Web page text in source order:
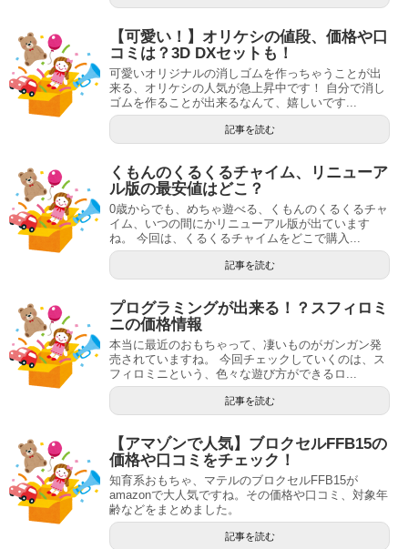
【可愛い！】オリケシの値段、価格や口
コミは？3D DXセットも！
可愛いオリジナルの消しゴムを作っちゃうことが出
来る、オリケシの人気が急上昇中です！ 自分で消し
ゴムを作ることが出来るなんて、嬉しいです...
記事を読む
くもんのくるくるチャイム、リニューア
ル版の最安値はどこ？
0歳からでも、めちゃ遊べる、くもんのくるくるチャ
イム、いつの間にかリニューアル版が出ています
ね。 今回は、くるくるチャイムをどこで購入...
記事を読む
プログラミングが出来る！？スフィロミ
ニの価格情報
本当に最近のおもちゃって、凄いものがガンガン発
売されていますね。 今回チェックしていくのは、ス
フィロミニという、色々な遊び方ができるロ...
記事を読む
【アマゾンで人気】ブロクセルFFB15の
価格や口コミをチェック！
知育系おもちゃ、マテルのブロクセルFFB15が
amazonで大人気ですね。その価格や口コミ、対象年
齢などをまとめました。
記事を読む